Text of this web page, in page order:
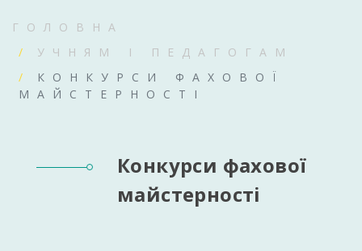
ГОЛОВНА
УЧНЯМ І ПЕДАГОГАМ
КОНКУРСИ ФАХОВОЇ
МАЙСТЕРНОСТІ
Конкурси фахової
майстерності